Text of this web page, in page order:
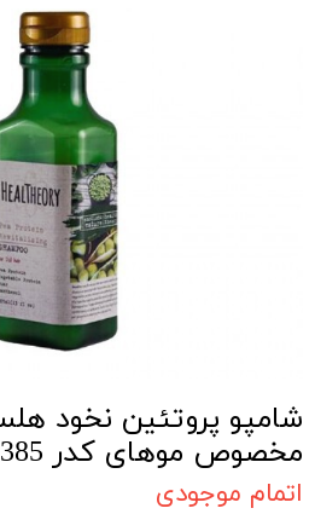
شامپو پروتئین نخود
مخصوص موهای کدر 385 میلی لیتر
اتمام موجودی